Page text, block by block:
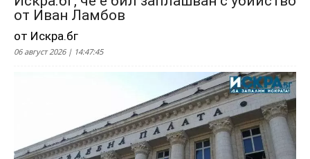
от Иван Ламбов
от Искра.бг
06 август 2026 | 14:47:45